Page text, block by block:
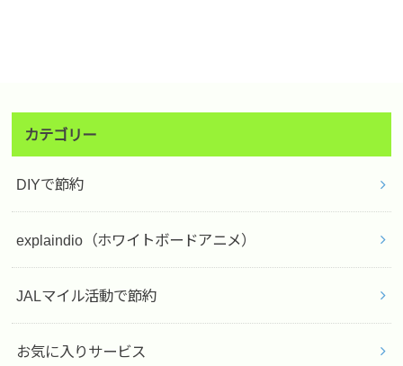
カテゴリー
DIYで節約
explaindio（ホワイトボードアニメ）
JALマイル活動で節約
お気に入りサービス